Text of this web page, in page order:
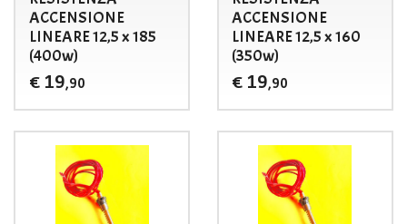
ACCENSIONE
LINEARE 12,5 x 185
(400w)
€ 19,90
ACCENSIONE
LINEARE 12,5 x 160
(350w)
€ 19,90